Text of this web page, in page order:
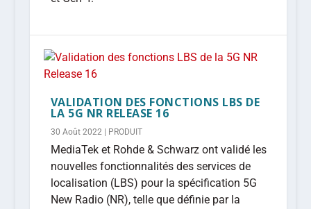
VALIDATION DES FONCTIONS LBS DE
LA 5G NR RELEASE 16
30 Août 2022| PRODUIT
MediaTek et Rohde & Schwarz ont validé les
nouvelles fonctionnalités des services de
localisation (LBS) pour la spécification 5G
New Radio (NR), telle que définie par la